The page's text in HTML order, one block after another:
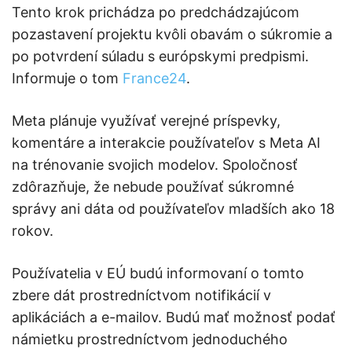
Tento krok prichádza po predchádzajúcom
pozastavení projektu kvôli obavám o súkromie a
po potvrdení súladu s európskymi predpismi.​
Informuje o tom France24.
Meta plánuje využívať verejné príspevky,
komentáre a interakcie používateľov s Meta AI
na trénovanie svojich modelov. Spoločnosť
zdôrazňuje, že nebude používať súkromné
správy ani dáta od používateľov mladších ako 18
rokov.​
Používatelia v EÚ budú informovaní o tomto
zbere dát prostredníctvom notifikácií v
aplikáciách a e-mailov. Budú mať možnosť podať
námietku prostredníctvom jednoduchého